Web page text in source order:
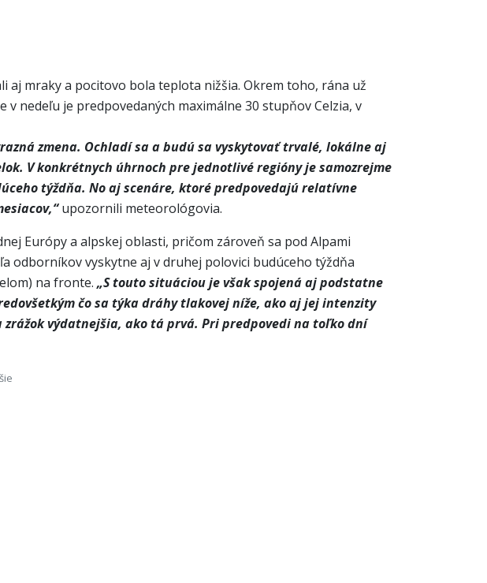
aj mraky a pocitovo bola teplota nižšia. Okrem toho, rána už
nedeľu je predpovedaných maximálne 30 stupňov Celzia, v
zmena. Ochladí sa a budú sa vyskytovať trvalé, lokálne aj
V konkrétnych úhrnoch pre jednotlivé regióny je samozrejme
týždňa. No aj scenáre, ktoré predpovedajú relatívne
upozornili meteorológovia.
Európy a alpskej oblasti, pričom zároveň sa pod Alpami
odborníkov vyskytne aj v druhej polovici budúceho týždňa
na fronte. „S touto situáciou je však spojená aj podstatne
čo sa týka dráhy tlakovej níže, ako aj jej intenzity
výdatnejšia, ako tá prvá. Pri predpovedi na toľko dní